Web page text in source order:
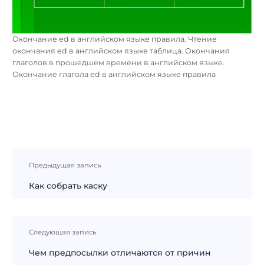
Окончание ed в английском языке правила. Чтение
окончания ed в английском языке таблица. Окончания
глаголов в прошедшем времени в английском языке.
Окончание глагола ed в английском языке правила
записям
Предыдущая запись
Как собрать каску
Следующая запись
Чем предпосылки отличаются от причин